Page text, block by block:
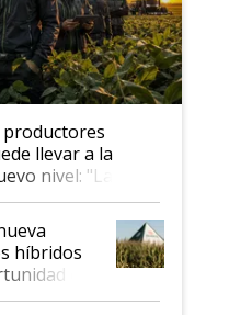
productores
llevar a la
nivel: "Las
son
híbridos
en